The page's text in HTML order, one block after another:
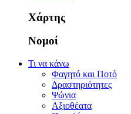
Χάρτης
Νομοί
Τι να κάνω
Φαγητό και Ποτό
Δραστηριότητες
Ψώνια
Αξιοθέατα